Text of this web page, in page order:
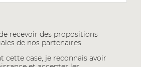
recevoir des propositions
de nos partenaires
cette case, je reconnais avoir